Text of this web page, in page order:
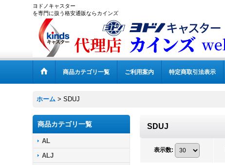
ヨドノキャスター
を専門に扱う格安通販ならカインズ
商品カテゴリ一覧 ご利用案内 特定商取引法表示
ホーム > SDUJ
商品カテゴリ一覧
AL
ALJ
SDUJ
表示数: